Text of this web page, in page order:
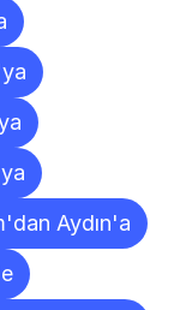
Aydın'a